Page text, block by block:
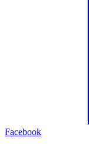
Facebook